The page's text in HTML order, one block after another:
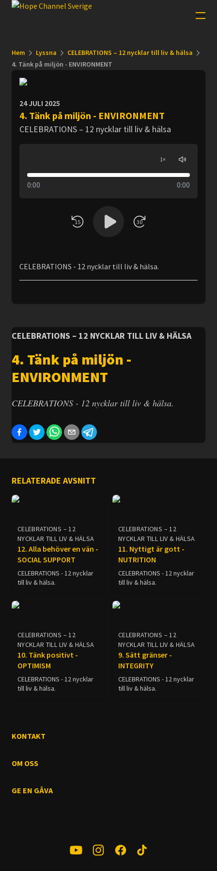
Hem Lyssna
CELEBRATIONS – 12 nycklar till liv & hälsa
4. Tänk på miljön - ENVIRONMENT
24 JULI 2025
4. Tänk på miljön - ENVIRONMENT
CELEBRATIONS – 12 nycklar till liv & hälsa
1×
0:00 0:00
15 30
CELEBRATIONS - 12 nycklar till liv & hälsa.
CELEBRATIONS – 12 NYCKLAR TILL LIV & HÄLSA
4. Tänk på miljön -
ENVIRONMENT
CELEBRATIONS - 12 nycklar till liv & hälsa.
RELATERADE AVSNITT
CELEBRATIONS – 12
NYCKLAR TILL LIV & HÄLSA
12. Alla behöver en vän -
SOCIAL SUPPORT
CELEBRATIONS - 12 nycklar
till liv & hälsa.
CELEBRATIONS – 12
NYCKLAR TILL LIV & HÄLSA
11. Nyttigt är gott -
NUTRITION
CELEBRATIONS - 12 nycklar
till liv & hälsa.
CELEBRATIONS – 12
NYCKLAR TILL LIV & HÄLSA
10. Tänk positivt -
OPTIMISM
CELEBRATIONS - 12 nycklar
till liv & hälsa.
CELEBRATIONS – 12
NYCKLAR TILL LIV & HÄLSA
9. Sätt gränser -
INTEGRITY
CELEBRATIONS - 12 nycklar
till liv & hälsa.
KONTAKT
OM OSS
GE EN GÅVA